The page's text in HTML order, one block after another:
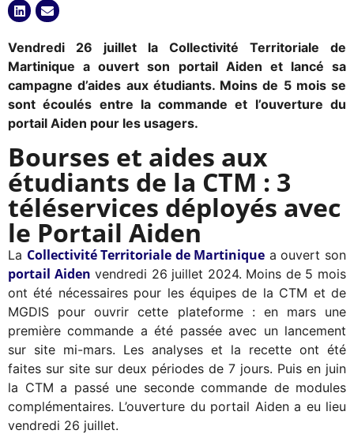
Vendredi 26 juillet la Collectivité Territoriale de
Martinique a ouvert son portail Aiden et lancé sa
campagne d’aides aux étudiants. Moins de 5 mois se
sont écoulés entre la commande et l’ouverture du
portail Aiden pour les usagers.
Bourses et aides aux
étudiants de la CTM : 3
téléservices déployés avec
le Portail Aiden
La Collectivité Territoriale de Martinique a ouvert son
portail Aiden vendredi 26 juillet 2024. Moins de 5 mois
ont été nécessaires pour les équipes de la CTM et de
MGDIS pour ouvrir cette plateforme : en mars une
première commande a été passée avec un lancement
sur site mi-mars. Les analyses et la recette ont été
faites sur site sur deux périodes de 7 jours. Puis en juin
la CTM a passé une seconde commande de modules
complémentaires. L’ouverture du portail Aiden a eu lieu
vendredi 26 juillet.